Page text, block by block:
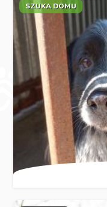
SZUKA DOMU